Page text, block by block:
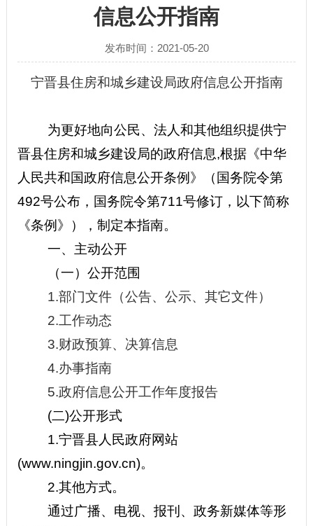
信息公开指南
发布时间：2021-05-20
宁晋县住房和城乡建设局政府信息公开指南
为更好地向公民、法人和其他组织提供宁
晋县住房和城乡建设局的政府信息,根据《中华
人民共和国政府信息公开条例》（国务院令第
492号公布，国务院令第711号修订，以下简称
《条例》），制定本指南。
一、主动公开
（一）公开范围
1.部门文件（公告、公示、其它文件）
2.工作动态
3.财政预算、决算信息
4.办事指南
5.政府信息公开工作年度报告
(二)公开形式
1.宁晋县人民政府网站
(www.ningjin.gov.cn)。
2.其他方式。
通过广播、电视、报刊、政务新媒体等形